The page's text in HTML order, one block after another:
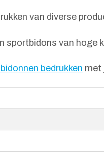
van diverse
sportbidons van hoge
bedrukken met